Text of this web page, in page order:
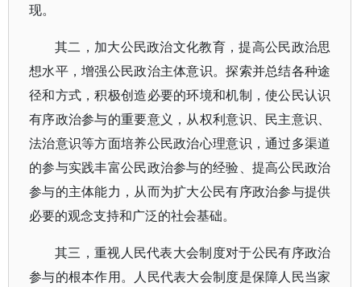
现。
其二，加大公民政治文化教育，提高公民政治思
想水平，增强公民政治主体意识。探索并总结各种途
径和方式，积极创造必要的环境和机制，使公民认识
有序政治参与的重要意义，从权利意识、民主意识、
法治意识等方面培养公民政治心理意识，通过多渠道
的参与实践丰富公民政治参与的经验、提高公民政治
参与的主体能力，从而为扩大公民有序政治参与提供
必要的观念支持和广泛的社会基础。
其三，重视人民代表大会制度对于公民有序政治
参与的根本作用。人民代表大会制度是保障人民当家